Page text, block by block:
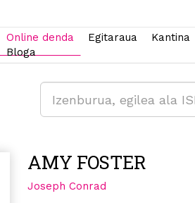
Online denda Egitaraua Kantina
Bloga
AMY FOSTER
Joseph Conrad